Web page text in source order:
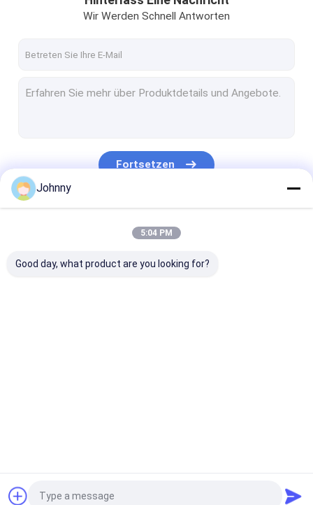
Wir Werden Schnell Antworten
Fortsetzen
Johnny
5:04 PM
Good day, what product are you looking for?